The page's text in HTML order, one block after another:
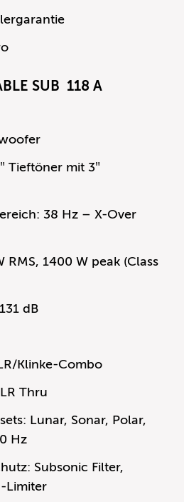
SUB 118 A
Tieftöner mit 3″
38 Hz – X-Over
RMS, 1400 W peak (Class
dB
Klinke-Combo
Thru
Lunar, Sonar, Polar,
Hz
Subsonic Filter,
Limiter